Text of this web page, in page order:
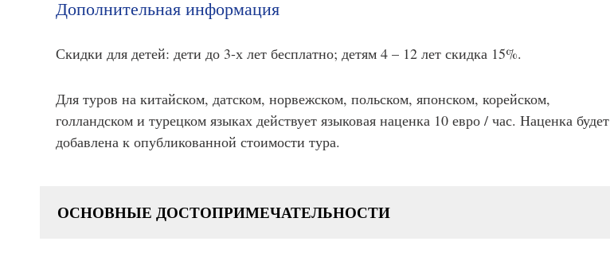
Дополнительная информация
Скидки для детей: дети до 3-х лет бесплатно; детям 4 – 12 лет скидка 15%.
Для туров на китайском, датском, норвежском, польском, японском, корейском,
голландском и турецком языках действует языковая наценка 10 евро / час. Наценка будет
добавлена к опубликованной стоимости тура.
ОСНОВНЫЕ ДОСТОПРИМЕЧАТЕЛЬНОСТИ